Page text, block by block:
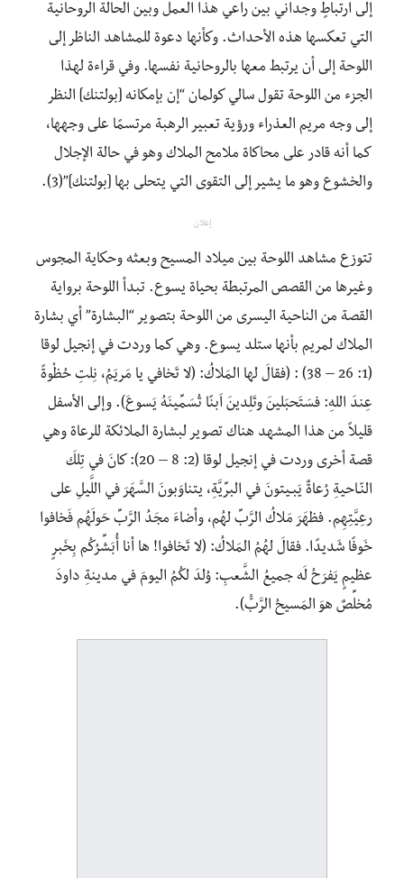
إلى ارتباطٍ وجداني بين راعي هذا العمل وبين الحالة الروحانية
التي تعكسها هذه الأحداث. وكأنها دعوة للمشاهد الناظر إلى
اللوحة إلى أن يرتبط معها بالروحانية نفسها. وفي قراءة لهذا
الجزء من اللوحة تقول سالي كولمان “إن بإمكانه [بولتنك] النظر
إلى وجه مريم العذراء ورؤية تعبير الرهبة مرتسمًا على وجهها،
كما أنه قادر على محاكاة ملامح الملاك وهو في حالة الإجلال
والخشوع وهو ما يشير إلى التقوى التي يتحلى بها [بولتنك]”(3).
إعلان
تتوزع مشاهد اللوحة بين ميلاد المسيح وبعثه وحكاية المجوس
وغيرها من القصص المرتبطة بحياة يسوع. تبدأ اللوحة برواية
القصة من الناحية اليسرى من اللوحة بتصوير “البشارة” أي بشارة
الملاك لمريم بأنها ستلد يسوع. وهي كما وردت في إنجيل لوقا
(1: 26 – 38) : (فقالَ لها المَلاكُ: (لا تَخافي يا مَريَمُ، نِلتِ حُظْوةً
عِندَ اللهِ: فسَتَحبَلينَ وتَلِدينَ اَبنًا تُسَمِّينَهُ يَسوعَ). وإلى الأسفل
قليلاً من هذا المشهد هناك تصوير لبشارة الملائكة للرعاة وهي
قصة أخرى وردت في إنجيل لوقا (2: 8 – 20): كانَ في تِلكَ
النّـاحيةِ رُعاةٌ يَبـيتونَ في البرِّيَّةِ، يتناوَبونَ السَّهَرَ في اللَّيلِ على
رعِيَّتِهِم. فظهَرَ مَلاكُ الرَّبِّ لهُم، وأضاءَ مجَدُ الرَّبِّ حَولَهُم فَخافوا
خَوفًا شَديدًا. فقالَ لهُمُ المَلاكُ: (لا تَخافوا! ها أنا أُبَشِّرُكُم بِخَبرٍ
عظيمٍ يَفرَحُ لَه جميعُ الشَّعبِ: وُلِدَ لكُمُ اليومَ في مدينةِ داودَ
مُخلِّصٌ هوَ المَسيحُ الرَّبُّ).